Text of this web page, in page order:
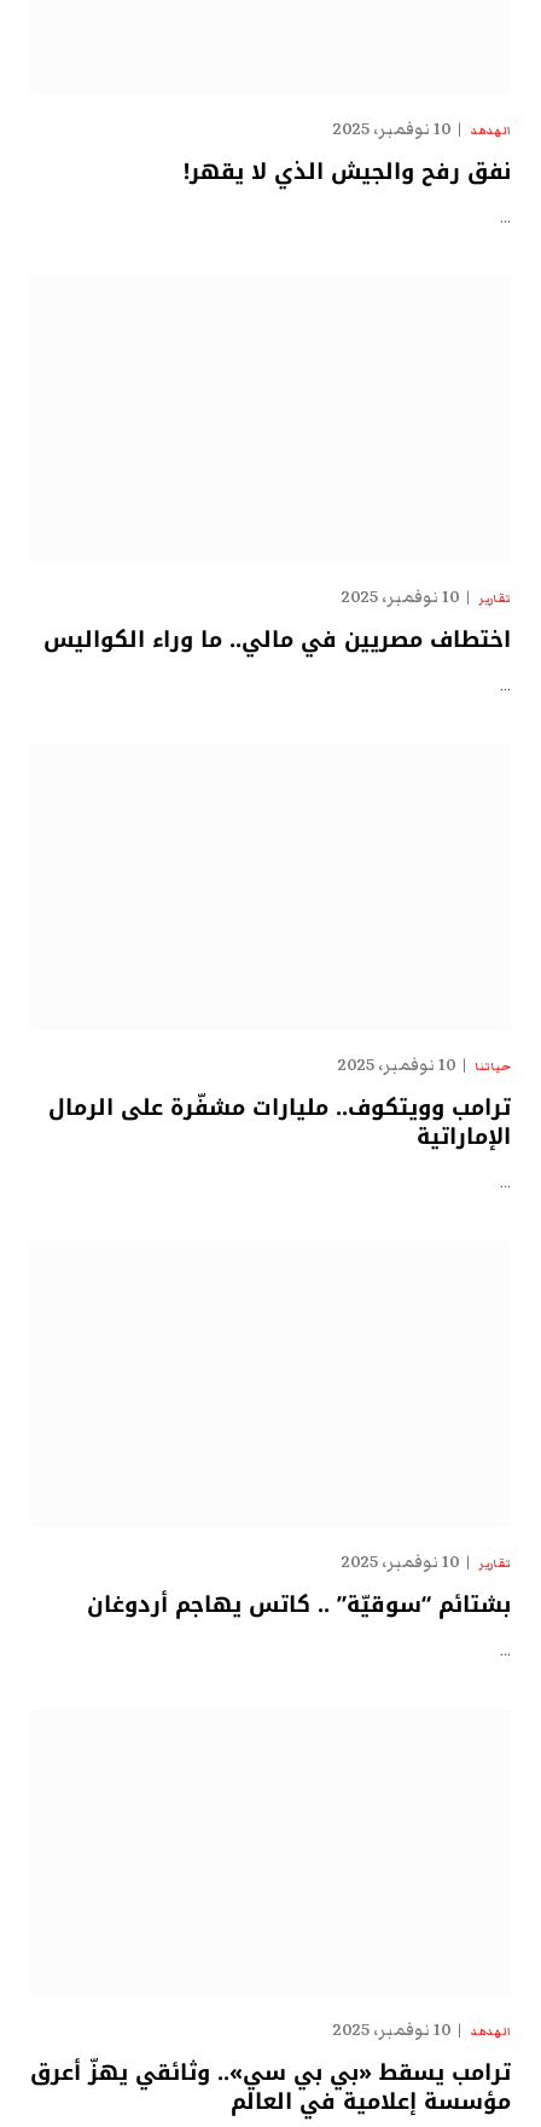
الهدهد 10 نوفمبر، 2025
نفق رفح والجيش الذي لا يقهر!
…
تقارير 10 نوفمبر، 2025
اختطاف مصريين في مالي.. ما وراء الكواليس
…
حياتنا 10 نوفمبر، 2025
ترامب وويتكوف.. مليارات مشفّرة على الرمال
الإماراتية
…
تقارير 10 نوفمبر، 2025
بشتائم “سوقيّة” .. كاتس يهاجم أردوغان
…
الهدهد 10 نوفمبر، 2025
ترامب يسقط «بي بي سي».. وثائقي يهزّ أعرق
مؤسسة إعلامية في العالم